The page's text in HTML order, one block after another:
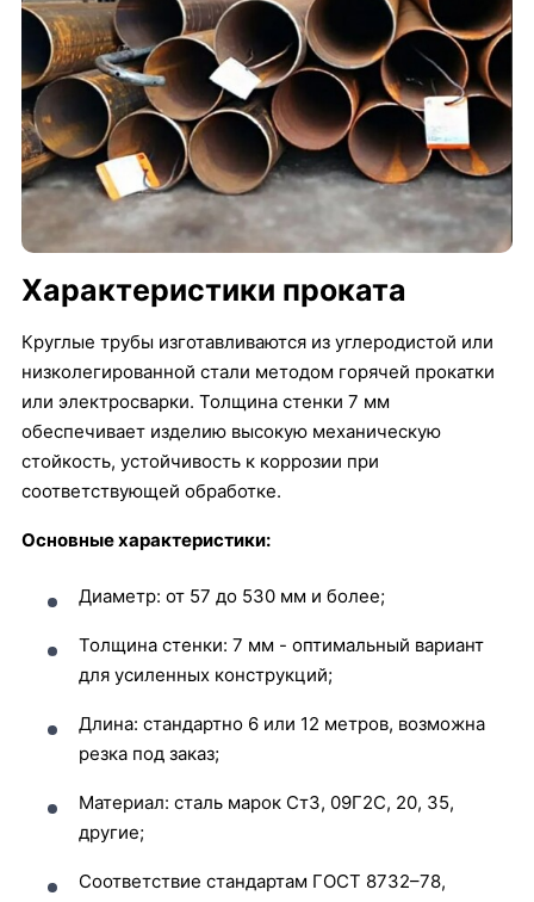
Характеристики проката
Круглые трубы изготавливаются из углеродистой или
низколегированной стали методом горячей прокатки
или электросварки. Толщина стенки 7 мм
обеспечивает изделию высокую механическую
стойкость, устойчивость к коррозии при
соответствующей обработке.
Основные характеристики:
Диаметр: от 57 до 530 мм и более;
Толщина стенки: 7 мм - оптимальный вариант
для усиленных конструкций;
Длина: стандартно 6 или 12 метров, возможна
резка под заказ;
Материал: сталь марок Ст3, 09Г2С, 20, 35,
другие;
Соответствие стандартам ГОСТ 8732–78,